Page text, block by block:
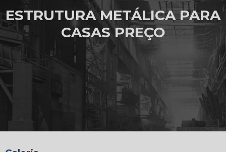
ESTRUTURA METÁLICA PARA
CASAS PREÇO